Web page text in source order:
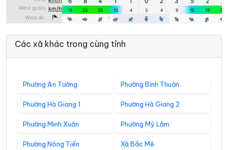
Các xã khác trong cùng tỉnh
Phường An Tường Phường Bình Thuận
Phường Hà Giang 1 Phường Hà Giang 2
Phường Minh Xuân Phường Mỹ Lâm
Phường Nông Tiến Xã Bắc Mê